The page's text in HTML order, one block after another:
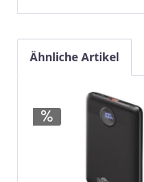
Ähnliche Artikel